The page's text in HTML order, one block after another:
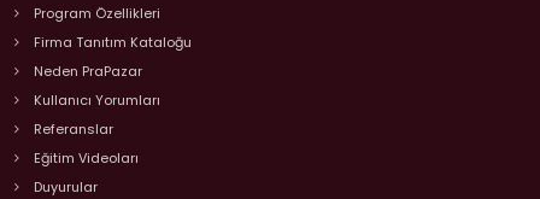
Program Özellikleri
Firma Tanıtım Kataloğu
Neden PraPazar
Kullanıcı Yorumları
Referanslar
Eğitim Videoları
Duyurular